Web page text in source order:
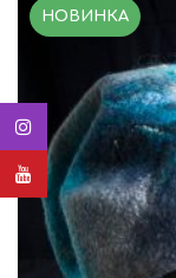
НОВИНКА